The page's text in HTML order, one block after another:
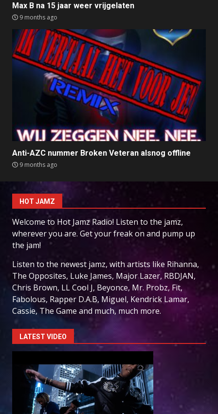
Max B na 15 jaar weer vrijgelaten
9 months ago
Anti-AZC nummer Broken Veteran alsnog offline
9 months ago
HOT JAMZ
Welcome to Hot Jamz Radio! Listen to the jamz,
wherever you are. Get your freak on and pump up
the jam!
Listen to the newest jamz, with artists like Rihanna,
The Opposites, Luke James, Major Lazer, RBDJAN,
Chris Brown, LL Cool J, Beyonce, Mr. Probz, Fit,
Fabolous, Rapper D.A.B, Miguel, Kendrick Lamar,
Cassie, The Game and much, much more.
LATEST VIDEO